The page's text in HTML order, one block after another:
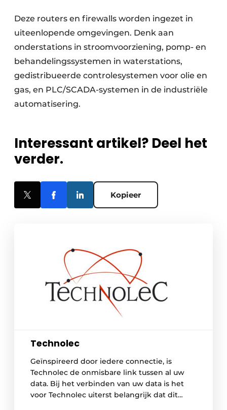
Deze routers en firewalls worden ingezet in
uiteenlopende omgevingen. Denk aan
onderstations in stroomvoorziening, pomp- en
behandelingssystemen in waterstations,
gedistribueerde controlesystemen voor olie en
gas, en PLC/SCADA-systemen in de industriële
automatisering.
Interessant artikel? Deel het
verder.
Kopieer
Technolec
Geïnspireerd door iedere connectie, is
Technolec de onmisbare link tussen al uw
data. Bij het verbinden van uw data is het
voor Technolec uiterst belangrijk dat dit